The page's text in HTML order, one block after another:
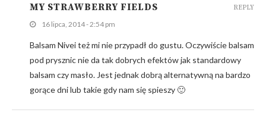
MY STRAWBERRY FIELDS
16 lipca, 2014 - 2:54 pm
Balsam Nivei też mi nie przypadł do gustu. Oczywiście balsam
pod prysznic nie da tak dobrych efektów jak standardowy
balsam czy masło. Jest jednak dobrą alternatywną na bardzo
gorące dni lub takie gdy nam się spieszy 🙂
REPLY